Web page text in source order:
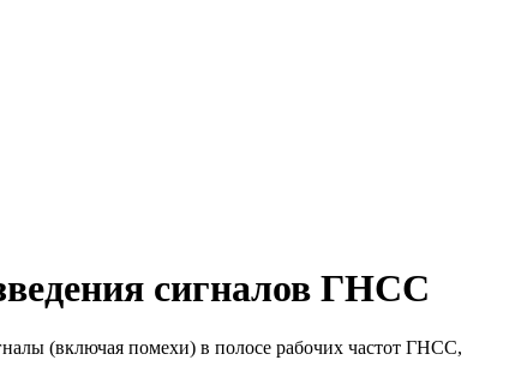
сигналов ГНСС
(включая помехи) в полосе рабочих частот ГНСС,